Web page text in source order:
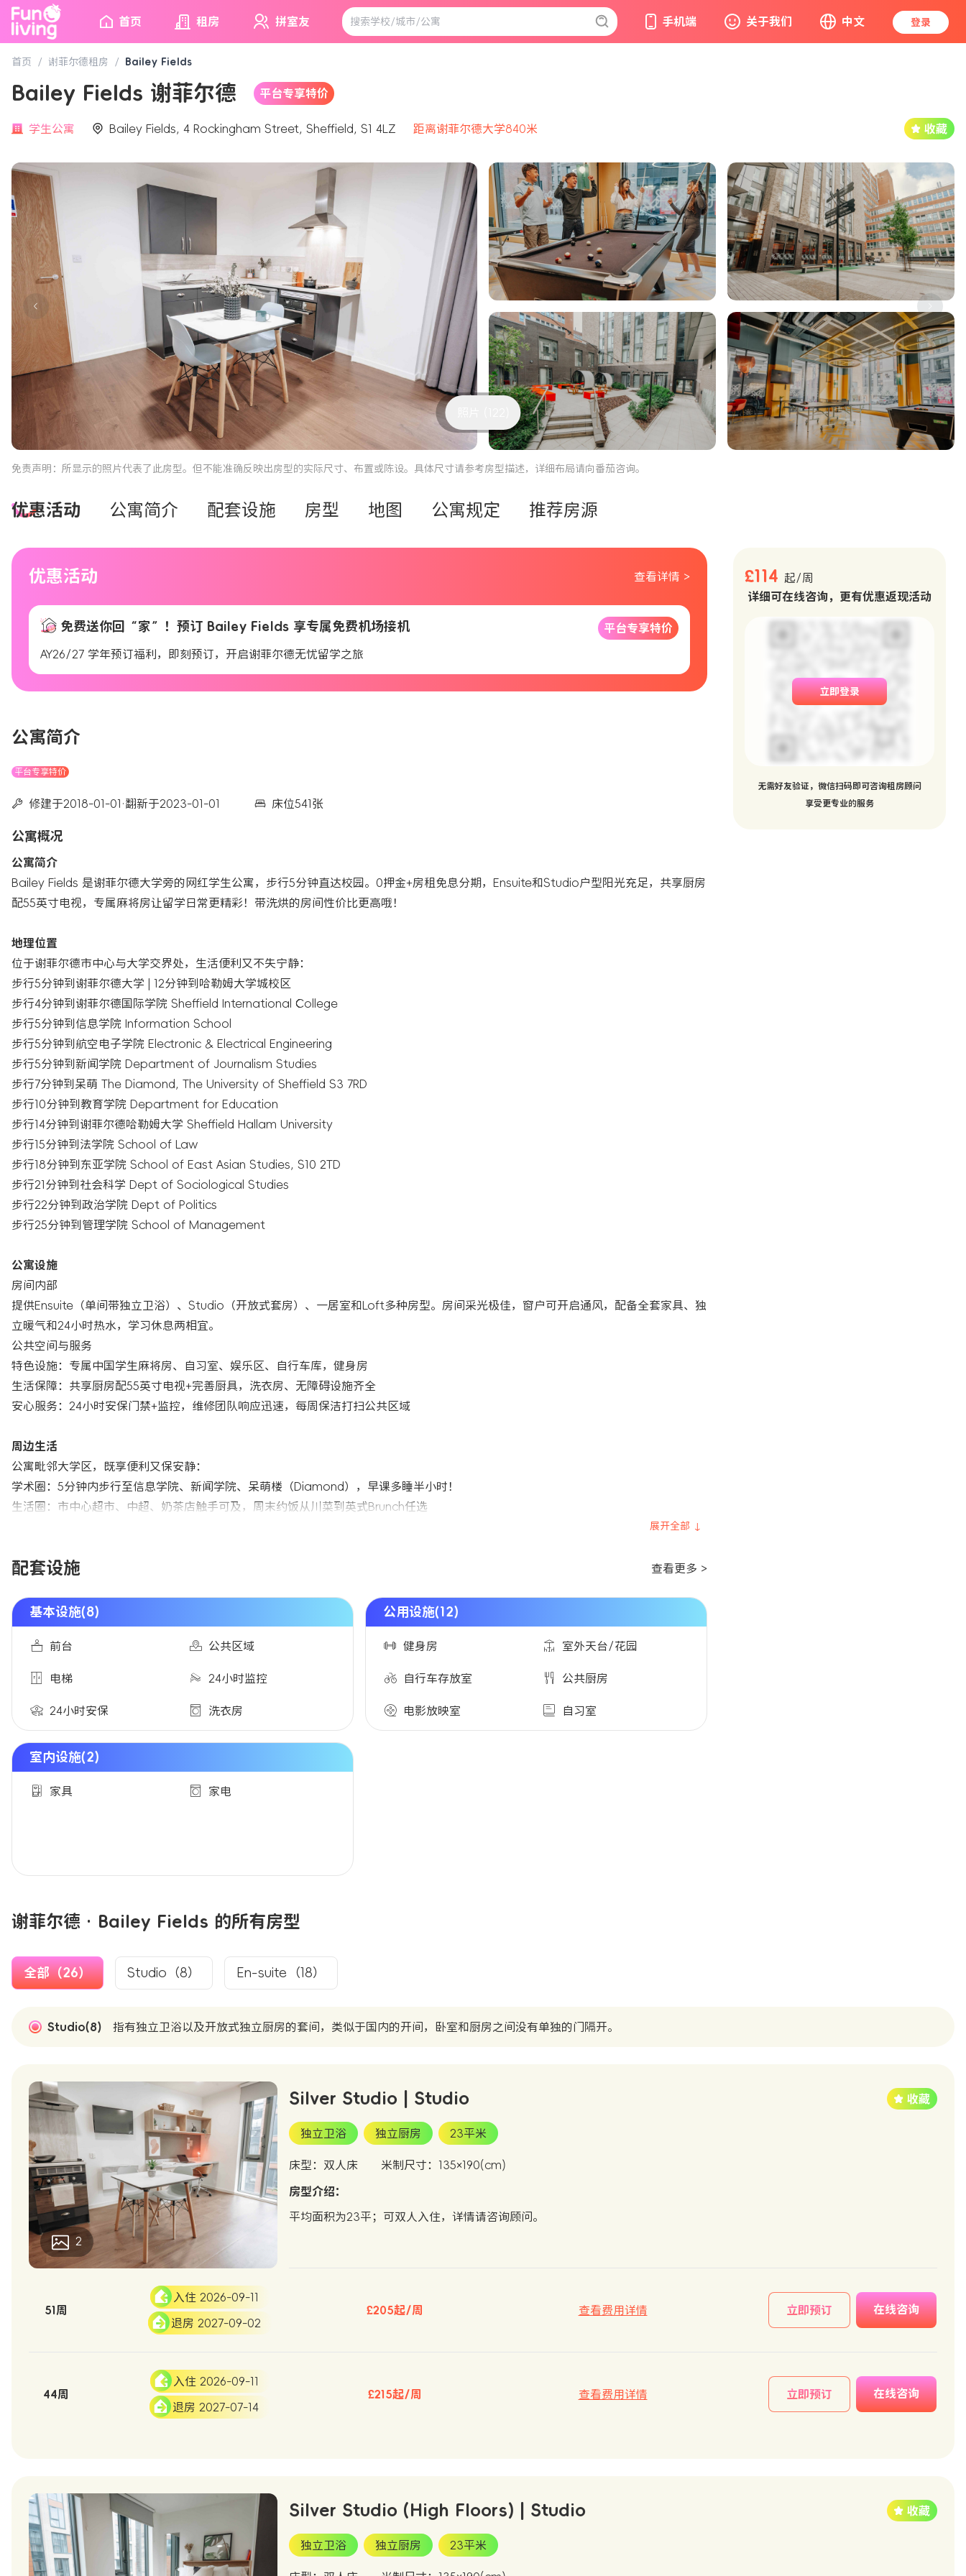
首页 租房 拼室友 手机端 关于我们 中文 登录
首页 / 谢菲尔德租房 / Bailey Fields
Bailey Fields 谢菲尔德 平台专享特价
学生公寓 Bailey Fields, 4 Rockingham Street, Sheffield, S1 4LZ 距离谢菲尔德大学840米
免责声明：所显示的照片代表了此房型。但不能准确反映出房型的实际尺寸、布置或陈设。具体尺寸请参考房型描述，详细布局请向番茄咨询。
优惠活动 公寓简介 配套设施 房型 地图 公寓规定 推荐房源
优惠活动 查看详情 >
免费送你回“家”！预订 Bailey Fields 享专属免费机场接机 平台专享特价
AY26/27 学年预订福利，即刻预订，开启谢菲尔德无忧留学之旅
公寓简介
平台专享特价
修建于2018-01-01 ·翻新于2023-01-01 床位541张
公寓概况
公寓简介
Bailey Fields 是谢菲尔德大学旁的网红学生公寓，步行5分钟直达校园。0押金+房租免息分期，Ensuite和Studio户型阳光充足，共享厨房
配55英寸电视，专属麻将房让留学日常更精彩！带洗烘的房间性价比更高哦！
地理位置
位于谢菲尔德市中心与大学交界处，生活便利又不失宁静：
步行5分钟到谢菲尔德大学 | 12分钟到哈勒姆大学城校区
步行4分钟到谢菲尔德国际学院 Sheffield International College
步行5分钟到信息学院 Information School
步行5分钟到航空电子学院 Electronic & Electrical Engineering
步行5分钟到新闻学院 Department of Journalism Studies
步行7分钟到呆萌 The Diamond, The University of Sheffield S3 7RD
步行10分钟到教育学院 Department for Education
步行14分钟到谢菲尔德哈勒姆大学 Sheffield Hallam University
步行15分钟到法学院 School of Law
步行18分钟到东亚学院 School of East Asian Studies, S10 2TD
步行21分钟到社会科学 Dept of Sociological Studies
步行22分钟到政治学院 Dept of Politics
步行25分钟到管理学院 School of Management
公寓设施
房间内部
提供Ensuite（单间带独立卫浴）、Studio（开放式套房）、一居室和Loft多种房型。房间采光极佳，窗户可开启通风，配备全套家具、独
立暖气和24小时热水，学习休息两相宜。
公共空间与服务
特色设施：专属中国学生麻将房、自习室、娱乐区、自行车库，健身房
生活保障：共享厨房配55英寸电视+完善厨具，洗衣房、无障碍设施齐全
安心服务：24小时安保门禁+监控，维修团队响应迅速，每周保洁打扫公共区域
周边生活
公寓毗邻大学区，既享便利又保安静：
学术圈：5分钟内步行至信息学院、新闻学院、呆萌楼（Diamond），早课多睡半小时！
生活圈：市中心超市、中超、奶茶店触手可及，周末约饭从川菜到英式Brunch任选
展开全部 ↓
配套设施 查看更多 >
基本设施(8)
前台 公共区域
电梯 24小时监控
24小时安保 洗衣房
公用设施(12)
健身房 室外天台/花园
自行车存放室 公共厨房
电影放映室 自习室
室内设施(2)
家具 家电
£114
起/周
详细可在线咨询，更有优惠返现活动
立即登录
无需好友验证，微信扫码即可咨询租房顾问
享受更专业的服务
谢菲尔德 · Bailey Fields 的所有房型
全部（26） Studio（8） En-suite（18）
Studio(8) 指有独立卫浴以及开放式独立厨房的套间，类似于国内的开间，卧室和厨房之间没有单独的门隔开。
2
Silver Studio | Studio
独立卫浴 独立厨房 23平米
床型：双人床 米制尺寸：135×190(cm)
房型介绍：
平均面积为23平；可双人入住，详情请咨询顾问。
51周
入住 2026-09-11
退房 2027-09-02
£205起/周 查看费用详情 立即预订 在线咨询
44周
入住 2026-09-11
退房 2027-07-14
£215起/周 查看费用详情 立即预订 在线咨询
Silver Studio (High Floors) | Studio
独立卫浴 独立厨房 23平米